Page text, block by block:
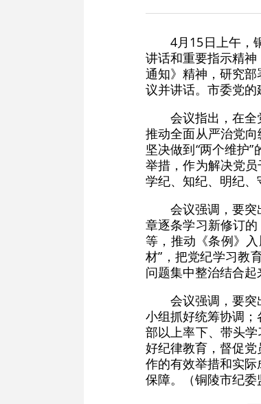
4月15日上午，
讲话和重要指示精
通知》精神，研究
议并讲话。市委党的
会议指出，在全
推动全面从严治党向
坚决做到“两个维护
举措，作为解决党
学纪、知纪、明纪、
会议强调，要
章逐条学习新修订
等，推动《条例》
材”，把党纪学习教
问题集中整治结合
会议强调，要
小组抓好统筹协调
部以上率下、带头
好纪律教育，督促
作的有效举措和实
保障。（铜陵市纪委